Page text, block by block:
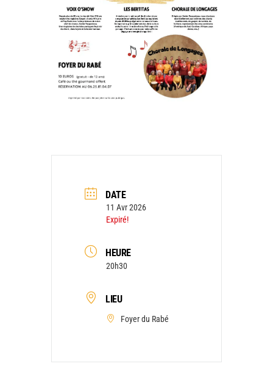
DATE
11 Avr 2026
Expiré!
HEURE
20h30
LIEU
Foyer du Rabé